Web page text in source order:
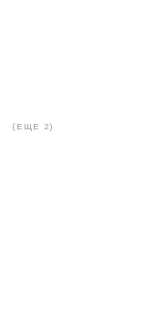
(ЕЩЕ 2)